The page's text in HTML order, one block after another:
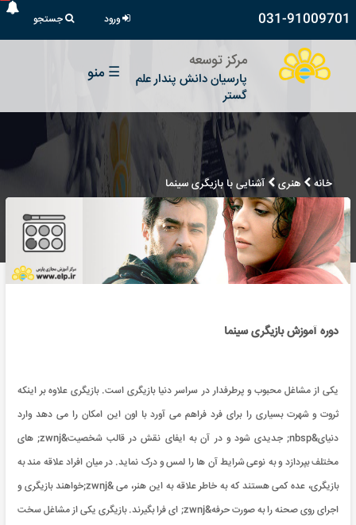
031-91009701 ورود جستجو
مرکز توسعه
پارسیان دانش پندار علم
گستر
☰ منو
خانه هنری آشنایی با بازیگری سینما
دوره آموزش بازیگری سینما
یکی از مشاغل محبوب و پرطرفدار در سراسر دنیا بازیگری است. بازیگری علاوه بر اینکه
ثروت و شهرت بسیاری را برای فرد فراهم می آورد با اون این امکان را می دهد وارد
دنیای&nbsp; جدیدی شود و در آن به ایفای نقش در قالب شخصیت&zwnj; های
مختلف بپردازد و به نوعی شرایط آن ها را لمس و درک نماید. در میان افراد علاقه مند به
بازیگری، عده كمی هستند كه به خاطر علاقه به این هنر، می &zwnj;خواهند بازیگری و
اجرای روی صحنه را به صورت حرفه&zwnj; ای فرا بگیرند. بازیگری یکی از مشاغل سخت